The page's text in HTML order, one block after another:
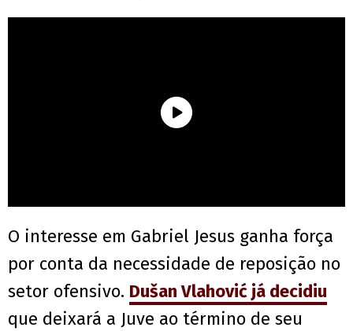
O interesse em Gabriel Jesus ganha força
por conta da necessidade de reposição no
setor ofensivo. Dušan Vlahović já decidiu
que deixará a Juve ao término de seu